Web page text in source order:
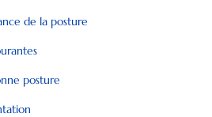
de la posture
posture